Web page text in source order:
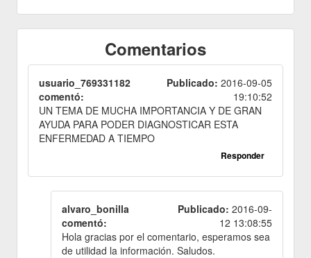
Comentarios
usuario_769331182
comentó:
Publicado: 2016-09-05
19:10:52
UN TEMA DE MUCHA IMPORTANCIA Y DE GRAN
AYUDA PARA PODER DIAGNOSTICAR ESTA
ENFERMEDAD A TIEMPO
Responder
alvaro_bonilla
comentó:
Publicado: 2016-09-
12 13:08:55
Hola gracias por el comentario, esperamos sea
de utilidad la información. Saludos.